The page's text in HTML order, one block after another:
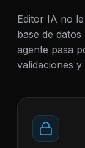
Editor IA no
base de
agente pasa
validaciones